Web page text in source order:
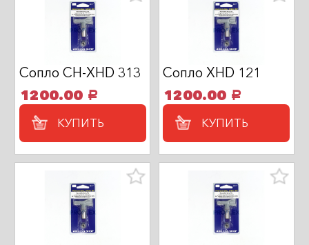
Сопло CH-XHD 313
1200.00 a
КУПИТЬ
Сопло XHD 121
1200.00 a
КУПИТЬ